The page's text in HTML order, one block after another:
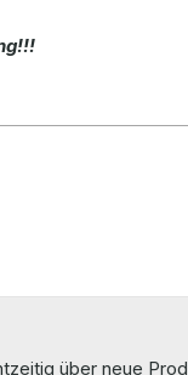
über neue